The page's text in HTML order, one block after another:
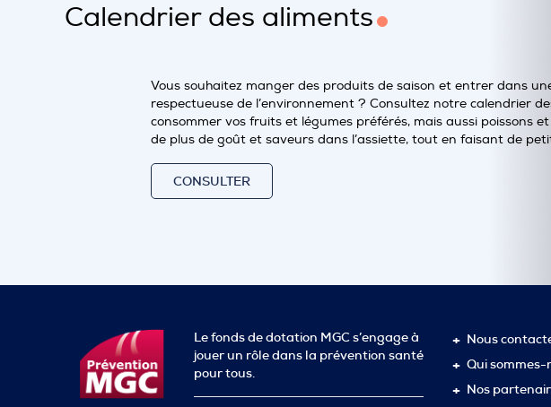
Calendrier des aliments
Vous souhaitez manger des produits de saison et entrer dans
respectueuse de l’environnement ? Consultez notre calendrier
consommer vos fruits et légumes préférés, mais aussi poissons
de plus de goût et saveurs dans l’assiette, tout en faisant de
CONSULTER
Le fonds de dotation MGC s’engage à
jouer un rôle dans la prévention santé
pour tous.
Nous
Qui sommes-
Nos